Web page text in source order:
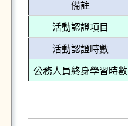
備註
活動認證項目
活動認證時數
公務人員終身學習時數